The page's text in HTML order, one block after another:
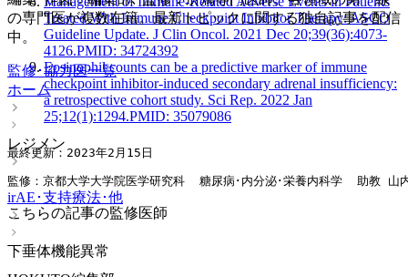
の専門医が複数在籍。最新トピックに関する独自記事を配信
中。
監修･協力医一覧
ホーム
レジメン
irAE･支持療法･他
下垂体機能異常
Treated With Immune Checkpoint Inhibitor Therapy: ASCO
Guideline Update. J Clin Oncol. 2021 Dec 20;39(36):4073-
4126.PMID: 34724392
Eosinophil counts can be a predictive marker of immune
checkpoint inhibitor-induced secondary adrenal insufficiency:
a retrospective cohort study. Sci Rep. 2022 Jan
25;12(1):1294.PMID: 35079086
最終更新：2023年2月15日
監修：京都大学大学院医学研究科  糖尿病･内分泌･栄養内科学  助教 山
こちらの記事の監修医師